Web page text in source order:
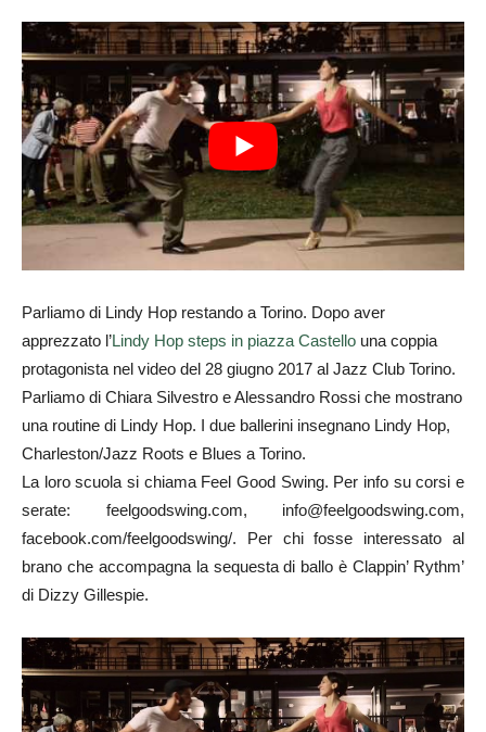
Parliamo di Lindy Hop restando a Torino. Dopo aver
apprezzato l’Lindy Hop steps in piazza Castello una coppia
protagonista nel video del 28 giugno 2017 al Jazz Club Torino.
Parliamo di Chiara Silvestro e Alessandro Rossi che mostrano
una routine di Lindy Hop. I due ballerini insegnano Lindy Hop,
Charleston/Jazz Roots e Blues a Torino.
La loro scuola si chiama Feel Good Swing. Per info su corsi e
serate: feelgoodswing.com, info@feelgoodswing.com,
facebook.com/feelgoodswing/. Per chi fosse interessato al
brano che accompagna la sequesta di ballo è Clappin’ Rythm’
di Dizzy Gillespie.